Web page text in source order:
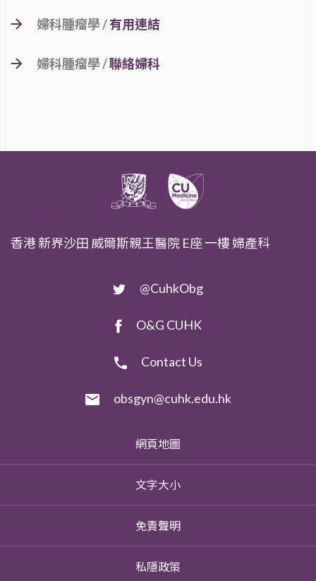
婦科腫瘤學 /有用連結
婦科腫瘤學 /聯絡婦科
香港 新界沙田 威爾斯親王醫院 E座 一樓 婦產科
@CuhkObg
O&G CUHK
Contact Us
obsgyn@cuhk.edu.hk
網頁地圖
文字大小
免責聲明
私隱政策